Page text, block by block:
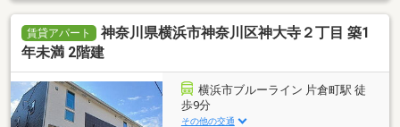
賃貸アパート
神奈川県横浜市神奈川区神大寺２丁目 築1
年未満 2階建
横浜市ブルーライン 片倉町駅 徒
歩9分
その他の交通